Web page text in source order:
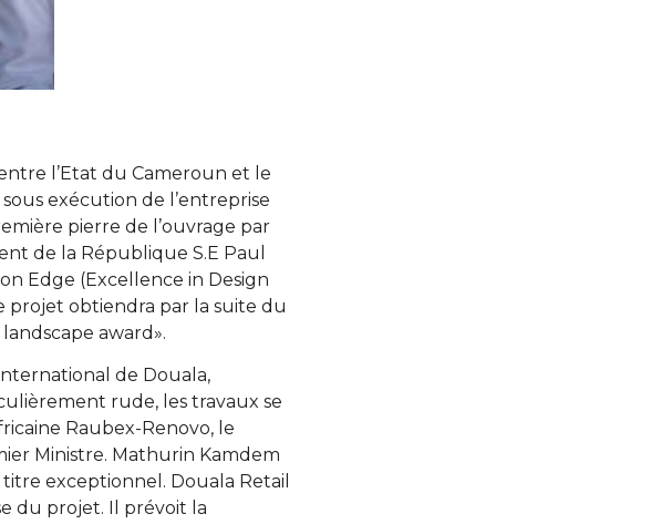
l’Etat du Cameroun et le
exécution de l’entreprise
pierre de l’ouvrage par
de la République S.E Paul
Edge (Excellence in Design
projet obtiendra par la suite du
award».
de Douala,
rude, les travaux se
Raubex-Renovo, le
Ministre. Mathurin Kamdem
exceptionnel. Douala Retail
du projet. Il prévoit la